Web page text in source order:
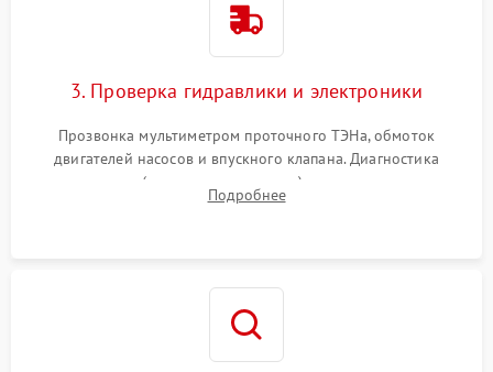
3. Проверка гидравлики и электроники
Прозвонка мультиметром проточного ТЭНа, обмоток
двигателей насосов и впускного клапана. Диагностика
прессостата (датчика уровня воды), датчика мутности,
концевика дверцы и электронного модуля управления.
Подробнее